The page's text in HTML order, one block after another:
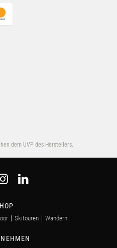
dem UVP des Herstellers.
Skitouren Wandern